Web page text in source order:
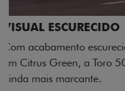
ADESIVOS
Os adesivos aplicados
reforçam a identidade
comemorativa.